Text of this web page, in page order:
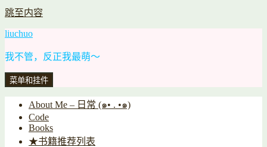
跳至内容
liuchuo
我不管，反正我最萌～
菜单和挂件
About Me – 日常 (๑• . •๑)
Code
Books
★书籍推荐列表